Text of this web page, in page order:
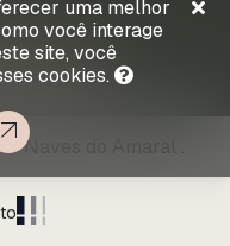
uma melhor
você interage
site, você
cookies.
Naves do Amaral .